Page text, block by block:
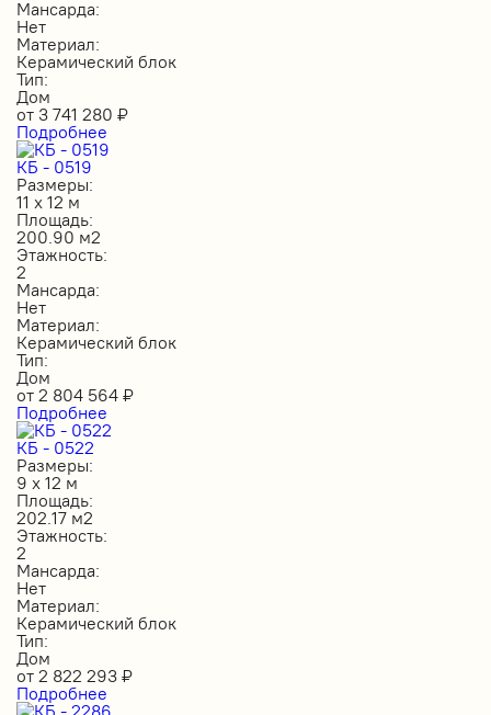
Мансарда:
Нет
Материал:
Керамический блок
Тип:
Дом
от 3 741 280 ₽
Подробнее
КБ - 0519
Размеры:
11 х 12 м
Площадь:
200.90 м2
Этажность:
2
Мансарда:
Нет
Материал:
Керамический блок
Тип:
Дом
от 2 804 564 ₽
Подробнее
КБ - 0522
Размеры:
9 х 12 м
Площадь:
202.17 м2
Этажность:
2
Мансарда:
Нет
Материал:
Керамический блок
Тип:
Дом
от 2 822 293 ₽
Подробнее